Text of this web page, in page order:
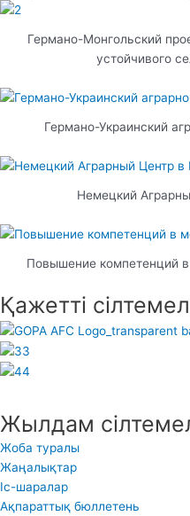
Германо-Монгольский
устойчивого
Германо-Украинский
Немецкий
Повышение компетенций
Қажетті
Жылдам
Жоба туралы
Жаңалықтар
Іс-шаралар
Ақпараттық бюллетень